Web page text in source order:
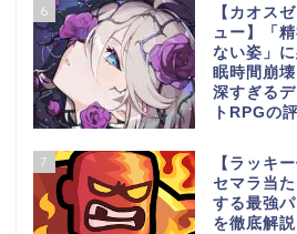
6
【カオス
ュー】「
ない姿」
眠時間崩
深すぎる
トRPGの
7
【ラッキ
セマラ当
する最強
を徹底解説